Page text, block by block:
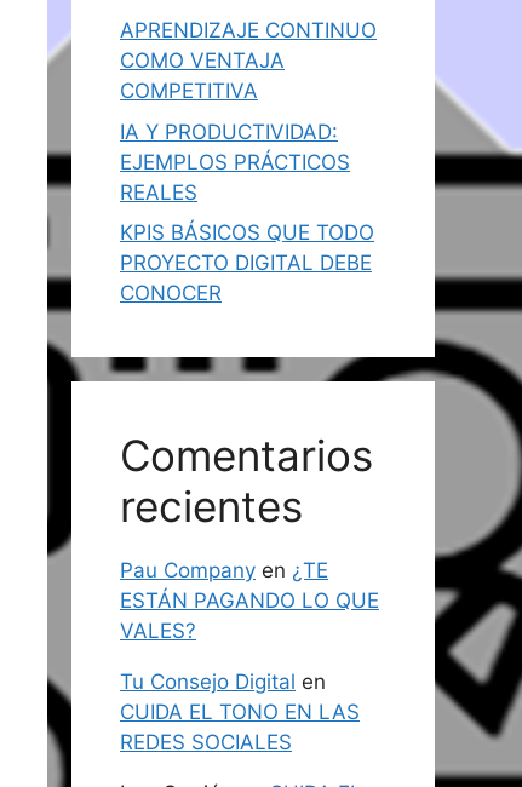
APRENDIZAJE CONTINUO
COMO VENTAJA
COMPETITIVA
IA Y PRODUCTIVIDAD:
EJEMPLOS PRÁCTICOS
REALES
KPIS BÁSICOS QUE TODO
PROYECTO DIGITAL DEBE
CONOCER
Comentarios
recientes
Pau Company en ¿TE
ESTÁN PAGANDO LO QUE
VALES?
Tu Consejo Digital en
CUIDA EL TONO EN LAS
REDES SOCIALES